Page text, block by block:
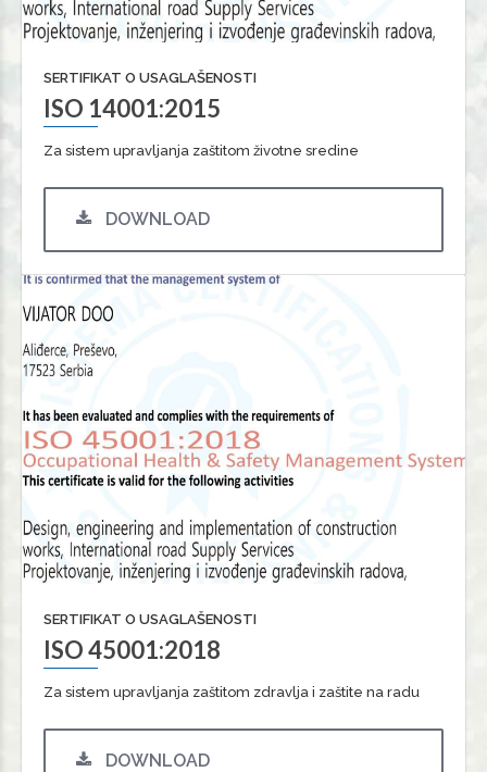
SERTIFIKAT O USAGLAŠENOSTI
ISO 14001:2015
Za sistem upravljanja zaštitom životne sredine
DOWNLOAD
SERTIFIKAT O USAGLAŠENOSTI
ISO 45001:2018
Za sistem upravljanja zaštitom zdravlja i zaštite na radu
DOWNLOAD